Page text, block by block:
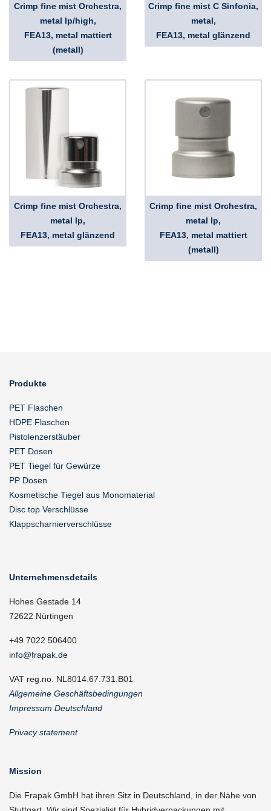
Crimp fine mist Orchestra,
metal lp/high,
FEA13, metal mattiert
(metall)
Crimp fine mist C Sinfonia,
metal,
FEA13, metal glänzend
Crimp fine mist Orchestra,
metal lp,
FEA13, metal glänzend
Crimp fine mist Orchestra,
metal lp,
FEA13, metal mattiert
(metall)
Produkte
PET Flaschen
HDPE Flaschen
Pistolenzerstäuber
PET Dosen
PET Tiegel für Gewürze
PP Dosen
Kosmetische Tiegel aus Monomaterial
Disc top Verschlüsse
Klappscharnierverschlüsse
Unternehmensdetails
Hohes Gestade 14
72622 Nürtingen
+49 7022 506400
info@frapak.de
VAT reg.no. NL8014.67.731.B01
Allgemeine Geschäftsbedingungen
Impressum Deutschland
Privacy statement
Mission
Die Frapak GmbH hat ihren Sitz in Deutschland, in der Nähe von